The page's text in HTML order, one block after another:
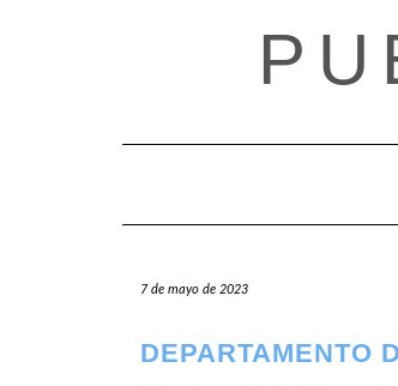
7 de mayo de 2023
DEPARTAMENTO